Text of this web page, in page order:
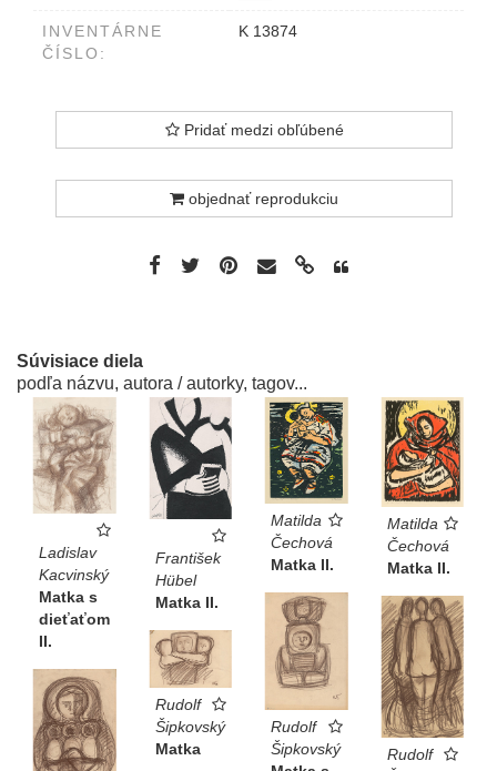
INVENTÁRNE
ČÍSLO:
K 13874
Pridať medzi obľúbené
objednať reprodukciu
Súvisiace diela
podľa názvu, autora / autorky, tagov...
Ladislav
Kacvinský
Matka s
dieťaťom
II.
František
Hübel
Matka II.
Matilda
Čechová
Matka II.
Matilda
Čechová
Matka II.
Rudolf
Šipkovský
Rudolf
Rudolf
Šipkovský
Matka